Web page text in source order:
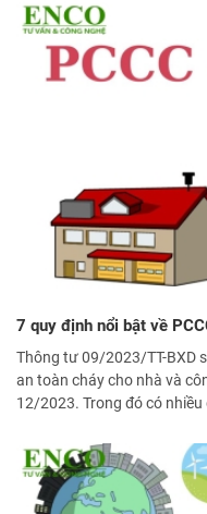
7 quy định nổi bật về
Thông tư 09/2023/TT-BXD
an toàn cháy cho nhà và
12/2023. Trong đó có